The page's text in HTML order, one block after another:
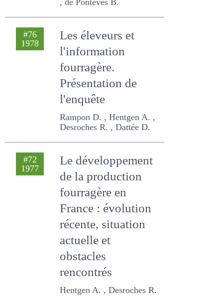
Desroches R. , Gayraud P. ,
de Pontevès B.
#76
Les éleveurs et
l'information
fourragère.
Présentation de
l'enquête
Rampon D. , Hentgen A. ,
Desroches R. , Dattée D.
#72
Le développement
de la production
fourragère en
France : évolution
récente, situation
actuelle et
obstacles
rencontrés